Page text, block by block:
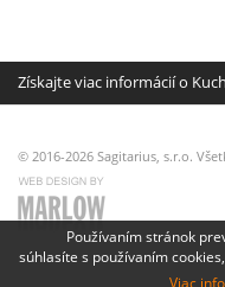
Získajte viac informácií o
© 2016-2026 Sagitarius, s.r.o.
Používaním stránok
súhlasíte s používaním